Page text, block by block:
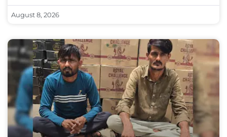
August 8, 2026